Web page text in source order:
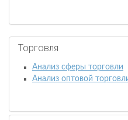
Торговля
Анализ сферы торговли
Анализ оптовой